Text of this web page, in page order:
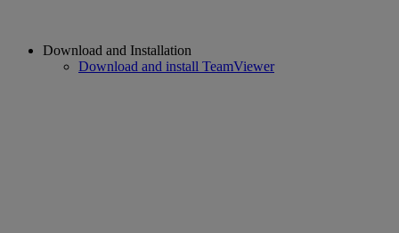
Download and Installation
Download and install TeamViewer